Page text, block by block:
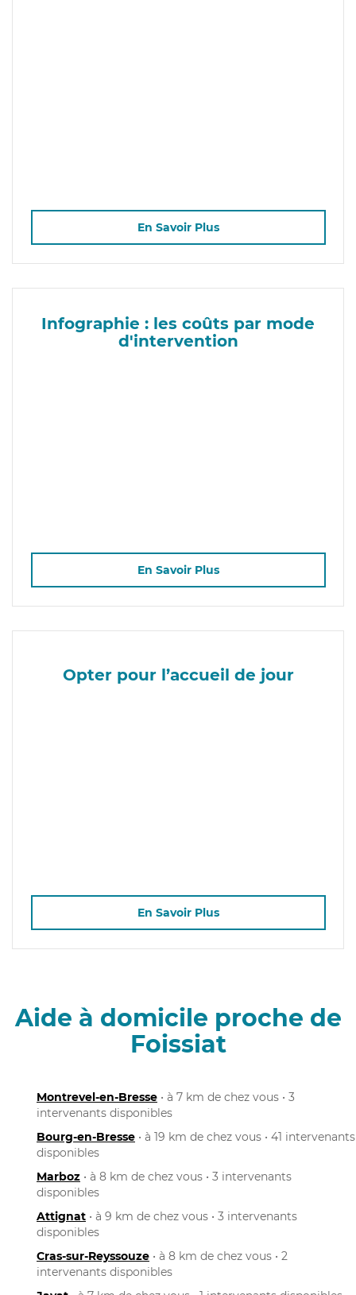
En Savoir Plus
Infographie : les coûts par mode
d'intervention
En Savoir Plus
Opter pour l’accueil de jour
En Savoir Plus
Aide à domicile proche de
Foissiat
Montrevel-en-Bresse • à 7 km de chez vous • 3
intervenants disponibles
Bourg-en-Bresse • à 19 km de chez vous • 41 intervenants
disponibles
Marboz • à 8 km de chez vous • 3 intervenants
disponibles
Attignat • à 9 km de chez vous • 3 intervenants
disponibles
Cras-sur-Reyssouze • à 8 km de chez vous • 2
intervenants disponibles